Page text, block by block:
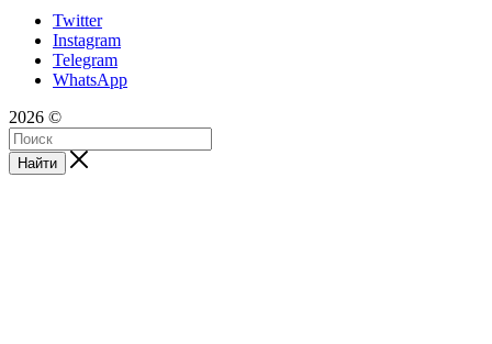
san-city23@mail.ru
ул. Уральская, 120
Twitter
Telegram
2026 ©